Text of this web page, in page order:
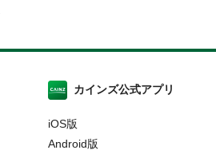
カインズ公式アプリ
iOS版
Android版